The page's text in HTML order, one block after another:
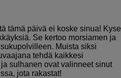
tämä päivä ei koske sinua! Kyse
Se kertoo morsiamen ja
Muista siksi
tehdä kaikkesi
sulhanen ovat valinneet sinut
jota rakastat!